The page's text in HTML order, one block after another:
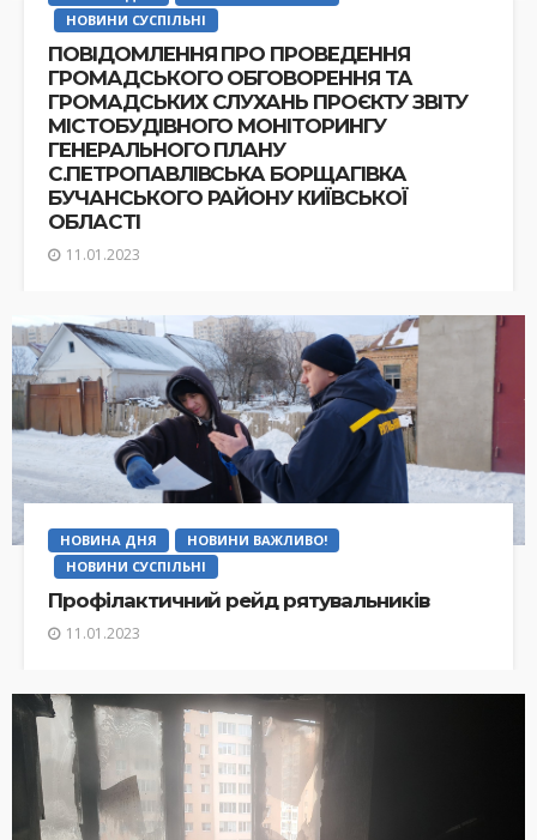
НОВИНИ СУСПІЛЬНІ
ПОВІДОМЛЕННЯ ПРО ПРОВЕДЕННЯ
ГРОМАДСЬКОГО ОБГОВОРЕННЯ ТА
ГРОМАДСЬКИХ СЛУХАНЬ ПРОЄКТУ ЗВІТУ
МІСТОБУДІВНОГО МОНІТОРИНГУ
ГЕНЕРАЛЬНОГО ПЛАНУ
С.ПЕТРОПАВЛІВСЬКА БОРЩАГІВКА
БУЧАНСЬКОГО РАЙОНУ КИЇВСЬКОЇ
ОБЛАСТІ
11.01.2023
НОВИНА ДНЯ
НОВИНИ ВАЖЛИВО!
НОВИНИ СУСПІЛЬНІ
Профілактичний рейд рятувальників
11.01.2023